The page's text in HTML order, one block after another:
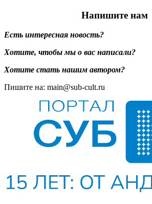
Напишите нам
Есть интересная новость?
Хотите, чтобы мы о вас написали?
Хотите стать нашим автором?
Пишите на: main@sub-cult.ru